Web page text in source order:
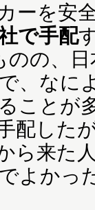
ーを安
で手配
のの、
、なに
ことが
配した
ら来た
よかっ